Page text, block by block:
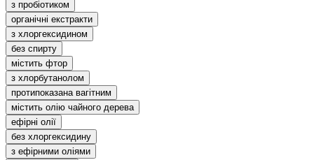
з пробіотиком
органічні екстракти
з хлоргексидином
без спирту
містить фтор
з хлорбутанолом
протипоказана вагітним
містить олію чайного дерева
ефірні олії
без хлоргексидину
з ефірними оліями